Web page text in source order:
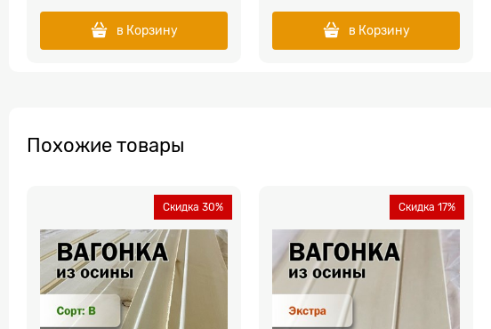
в Корзину в Корзину
Похожие товары
Скидка 30% Скидка 17%